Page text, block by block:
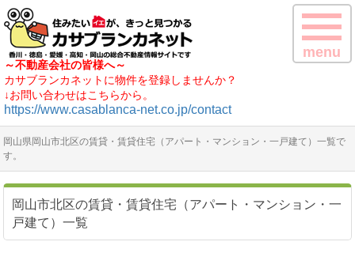
～不動産会社の皆様へ～
カサブランカネットに物件を登録しませんか？
↓お問い合わせはこちらから。
https://www.casablanca-net.co.jp/contact
menu
岡山県岡山市北区の賃貸・賃貸住宅（アパート・マンション・一戸建て）一覧で
す。
岡山市北区の賃貸・賃貸住宅（アパート・マンション・一
戸建て）一覧